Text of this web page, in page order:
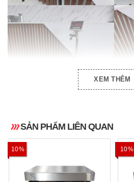
XEM THÊM
SẢN PHẨM LIÊN QUAN
10% 10%